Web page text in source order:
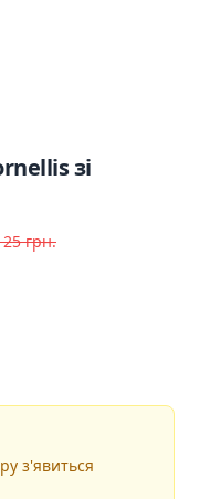
зі
грн.
з'явиться